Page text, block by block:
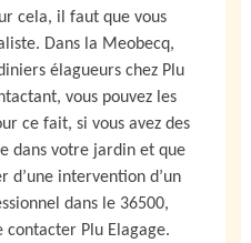
cela, il faut que vous
Dans la Meobecq,
élagueurs chez Plu
vous pouvez les
ce fait, si vous avez des
dans votre jardin et que
d’une intervention d’un
dans le 36500,
contacter Plu Elagage.